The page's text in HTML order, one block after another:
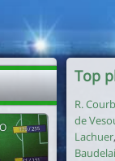
Top
R.
de
Lachuer,